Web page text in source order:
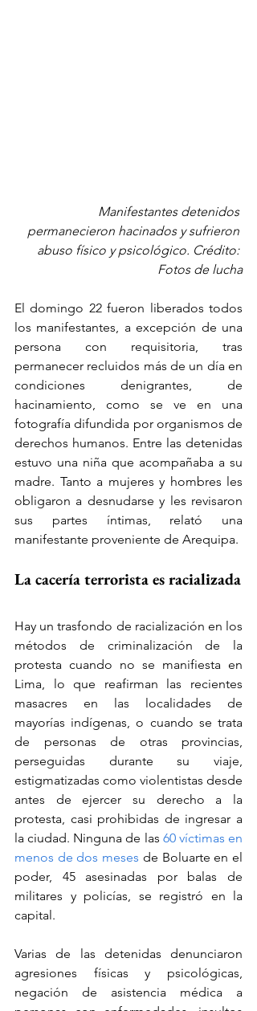
Manifestantes detenidos
permanecieron hacinados y sufrieron
abuso físico y psicológico. Crédito:
Fotos de lucha
El domingo 22 fueron liberados todos
los manifestantes, a excepción de una
persona con requisitoria, tras
permanecer recluidos más de un día en
condiciones denigrantes, de
hacinamiento, como se ve en una
fotografía difundida por organismos de
derechos humanos. Entre las detenidas
estuvo una niña que acompañaba a su
madre. Tanto a mujeres y hombres les
obligaron a desnudarse y les revisaron
sus partes íntimas, relató una
manifestante proveniente de Arequipa.
La cacería terrorista es racializada
Hay un trasfondo de racialización en los
métodos de criminalización de la
protesta cuando no se manifiesta en
Lima, lo que reafirman las recientes
masacres en las localidades de
mayorías indígenas, o cuando se trata
de personas de otras provincias,
perseguidas durante su viaje,
estigmatizadas como violentistas desde
antes de ejercer su derecho a la
protesta, casi prohibidas de ingresar a
la ciudad. Ninguna de las 60 víctimas en
menos de dos meses de Boluarte en el
poder, 45 asesinadas por balas de
militares y policías, se registró en la
capital.
Varias de las detenidas denunciaron
agresiones físicas y psicológicas,
negación de asistencia médica a